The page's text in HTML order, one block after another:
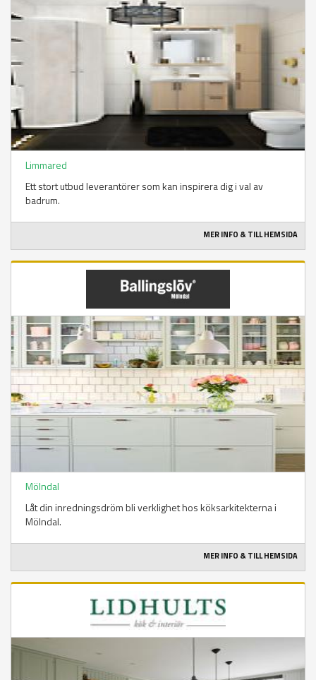
Limmared
Ett stort utbud leverantörer som kan inspirera dig i val av
badrum.
MER INFO & TILL HEMSIDA
Mölndal
Låt din inredningsdröm bli verklighet hos köksarkitekterna i
Mölndal.
MER INFO & TILL HEMSIDA